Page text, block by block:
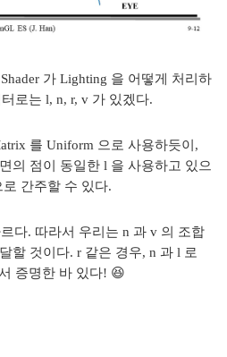
가 Lighting 을 어떻게 처리하
로는 l, n, r, v 가 있겠다.
를 Uniform 으로 사용하듯이,
의 점이 동일한 l 을 사용하고 있으
간주할 수 있다.
다. 따라서 우리는 n 과 v 의 조합
할 것이다. r 같은 경우, n 과 l 로
증명한 바 있다! 😆